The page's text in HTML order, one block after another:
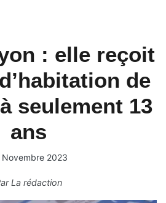
: elle reçoit
de
seulement 13
ans
Novembre 2023
La rédaction